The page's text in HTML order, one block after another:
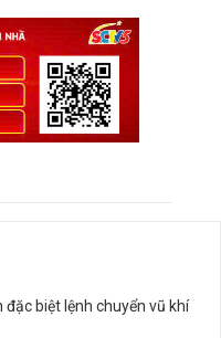
biệt lệnh chuyển vũ khí